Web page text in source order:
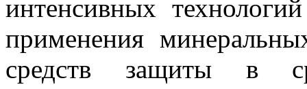
интенсивных
применения
средств защиты в